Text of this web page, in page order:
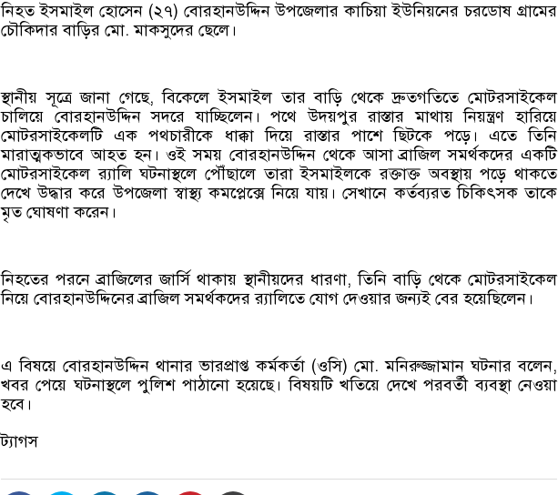
নিহত ইসমাইল হোসেন (২৭) বোরহানউদ্দিন উপজেলার কাচিয়া ইউনিয়নের চরডোষ গ্রামের
চৌকিদার বাড়ির মো. মাকসুদের ছেলে।
স্থানীয় সূত্রে জানা গেছে, বিকেলে ইসমাইল তার বাড়ি থেকে দ্রুতগতিতে মোটরসাইকেল
চালিয়ে বোরহানউদ্দিন সদরে যাচ্ছিলেন। পথে উদয়পুর রাস্তার মাথায় নিয়ন্ত্রণ হারিয়ে
মোটরসাইকেলটি এক পথচারীকে ধাক্কা দিয়ে রাস্তার পাশে ছিটকে পড়ে। এতে তিনি
মারাত্মকভাবে আহত হন। ওই সময় বোরহানউদ্দিন থেকে আসা ব্রাজিল সমর্থকদের একটি
মোটরসাইকেল র‍্যালি ঘটনাস্থলে পৌঁছালে তারা ইসমাইলকে রক্তাক্ত অবস্থায় পড়ে থাকতে
দেখে উদ্ধার করে উপজেলা স্বাস্থ্য কমপ্লেক্সে নিয়ে যায়। সেখানে কর্তব্যরত চিকিৎসক তাকে
মৃত ঘোষণা করেন।
নিহতের পরনে ব্রাজিলের জার্সি থাকায় স্থানীয়দের ধারণা, তিনি বাড়ি থেকে মোটরসাইকেল
নিয়ে বোরহানউদ্দিনের ব্রাজিল সমর্থকদের র‍্যালিতে যোগ দেওয়ার জন্যই বের হয়েছিলেন।
এ বিষয়ে বোরহানউদ্দিন থানার ভারপ্রাপ্ত কর্মকর্তা (ওসি) মো. মনিরুজ্জামান ঘটনার বলেন,
খবর পেয়ে ঘটনাস্থলে পুলিশ পাঠানো হয়েছে। বিষয়টি খতিয়ে দেখে পরবর্তী ব্যবস্থা নেওয়া
হবে।
ট্যাগস